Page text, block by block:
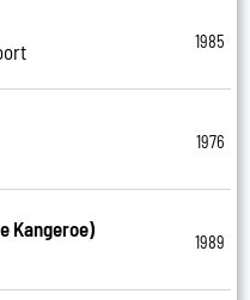
1985
1976
Kangeroe)
1989